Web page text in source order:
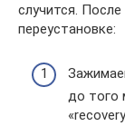
случится.
переустановке:
до того